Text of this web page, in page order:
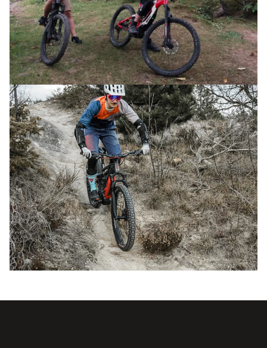
GLI ANTICHI MULINI
10 MAGGIO 2026
AVVENTURA CON MTB ELETTRICA (1 GG) TOUR
MONS GOTHORUM
19 APRILE 2026